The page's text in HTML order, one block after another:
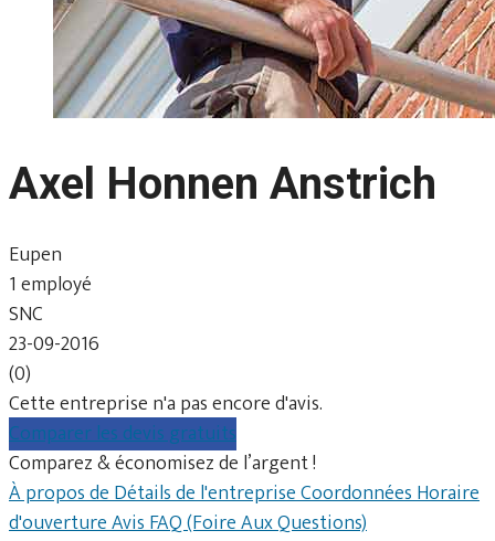
Axel Honnen Anstrich
Eupen
1 employé
SNC
23-09-2016
(0)
Cette entreprise n'a pas encore d'avis.
Comparer les devis gratuits
Comparez & économisez de l’argent !
À propos deDétails de l'entrepriseCoordonnéesHoraire
d'ouvertureAvisFAQ (Foire Aux Questions)